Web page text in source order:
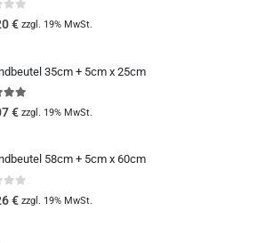
5
€ zzgl. 19% MwSt.
35cm + 5cm x 25cm
of 5
€ zzgl. 19% MwSt.
58cm + 5cm x 60cm
5
€ zzgl. 19% MwSt.